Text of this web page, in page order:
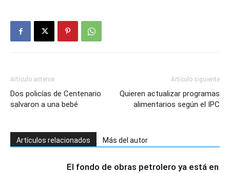
Artículo anterior
Dos policías de Centenario
salvaron a una bebé
Artículo siguiente
Quieren actualizar programas
alimentarios según el IPC
Artículos relacionados Más del autor
El fondo de obras petrolero ya está en